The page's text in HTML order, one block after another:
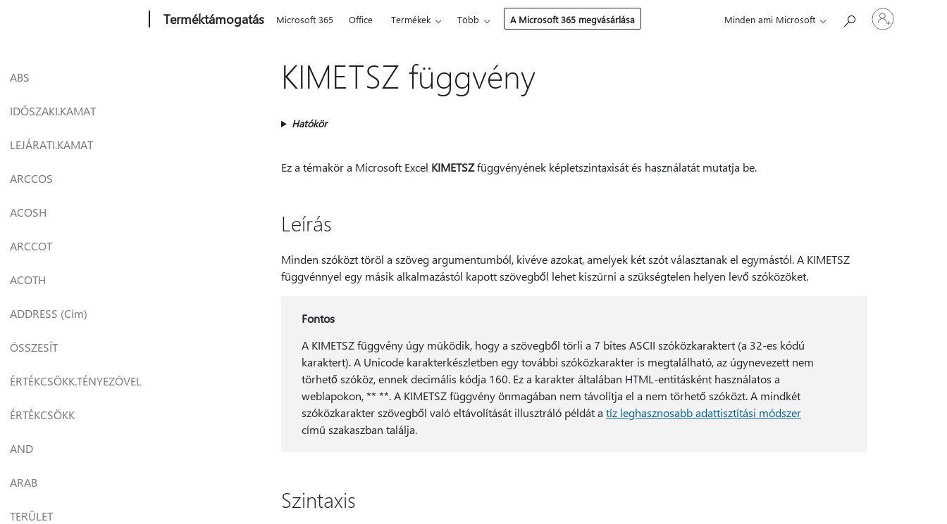
Terméktámogatás Microsoft 365 Office Termékek Több A Microsoft 365 megvásárlása Minden ami Microsoft
Jelentkezzen
be
ABS
IDŐSZAKI.KAMAT
LEJÁRATI.KAMAT
ARCCOS
ACOSH
ARCCOT
ACOTH
ADDRESS (Cím)
ÖSSZESÍT
ÉRTÉKCSÖKK.TÉNYEZŐVEL
ÉRTÉKCSÖKK
AND
ARAB
TERÜLET
KIMETSZ függvény
Hatókör
Ez a témakör a Microsoft Excel KIMETSZfüggvényének képletszintaxisát és használatát mutatja be.
Leírás
Minden szóközt töröl a szöveg argumentumból, kivéve azokat, amelyek két szót választanak el egymástól. A KIMETSZ
függvénnyel egy másik alkalmazástól kapott szövegből lehet kiszűrni a szükségtelen helyen levő szóközöket.
Fontos
A KIMETSZ függvény úgy működik, hogy a szövegből törli a 7 bites ASCII szóközkaraktert (a 32-es kódú
karaktert). A Unicode karakterkészletben egy további szóközkarakter is megtalálható, az úgynevezett nem
törhető szóköz, ennek decimális kódja 160. Ez a karakter általában HTML-entitásként használatos a
weblapokon, ** **. A KIMETSZ függvény önmagában nem távolítja el a nem törhető szóközt. A mindkét
szóközkarakter szövegből való eltávolítását illusztráló példát atíz leghasznosabb adattisztítási módszer
című szakaszban találja.
Szintaxis